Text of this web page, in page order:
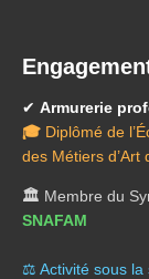
✔ Armurerie
🎓 Diplômé de
des Métiers d’Art
🏛️ Membre du
SNAFAM
⚖️ Activité sous la